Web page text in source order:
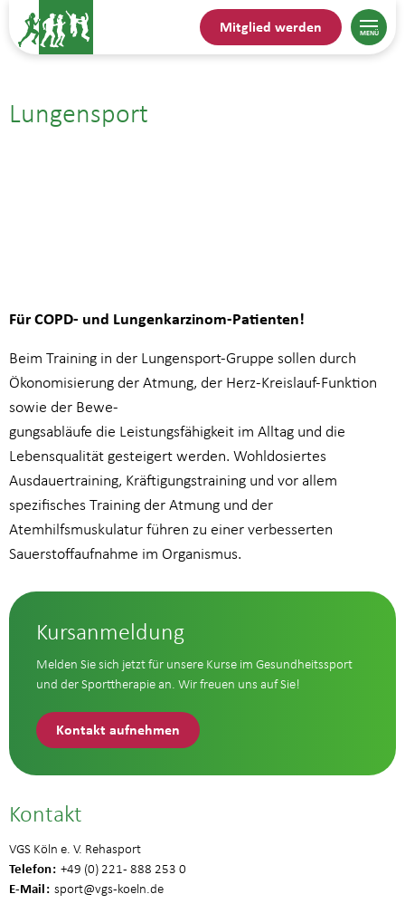
Mitglied werden
Lungensport
05.08.25| 10:00 bis
Für COPD- und Lungenkarzinom-Patienten!
Beim Training in der Lungensport-Gruppe sollen durch
Ökonomisierung der Atmung, der Herz-Kreislauf-Funktion
sowie der Bewe-
gungsabläufe die Leistungsfähigkeit im Alltag und die
Lebensqualität gesteigert werden. Wohldosiertes
Ausdauertraining, Kräftigungstraining und vor allem
spezifisches Training der Atmung und der
Atemhilfsmuskulatur führen zu einer verbesserten
Sauerstoffaufnahme im Organismus.
Kursanmeldung
Melden Sie sich jetzt für unsere Kurse im Gesundheitssport
und der Sporttherapie an. Wir freuen uns auf Sie!
Kontakt aufnehmen
Kontakt
VGS Köln e. V. Rehasport
Telefon +49 (0) 221 - 888 253 0
E-Mail sport@vgs-koeln.de